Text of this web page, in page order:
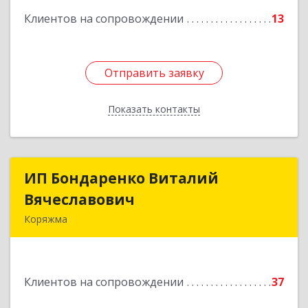
Клиентов на сопровождении 13
Отправить заявку
Показать контакты
Подробнее
Отправить заявку
Назад
ИП Бондаренко Виталий
Вячеславович
Коряжма
Клиентов на сопровождении 37
ИП Бондаренко Виталий
Подробнее